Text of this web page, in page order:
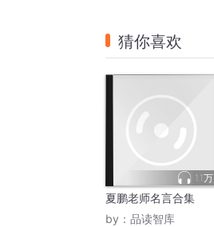
猜你喜欢
1.1万
夏鹏老师名言合集
by： 品读智库